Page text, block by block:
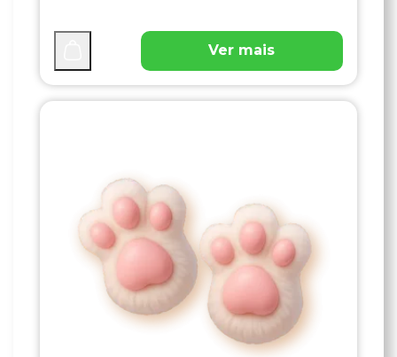
Ver mais